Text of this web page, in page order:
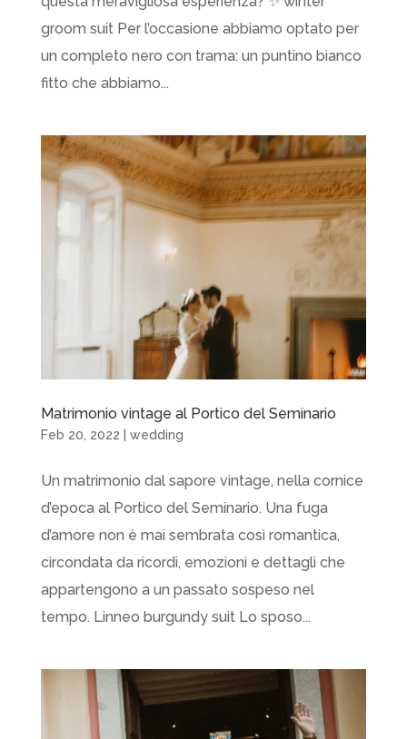
groom suit Per l’occasione abbiamo optato per
un completo nero con trama: un puntino bianco
fitto che abbiamo...
Matrimonio vintage al Portico del Seminario
Feb 20, 2022 wedding
Un matrimonio dal sapore vintage, nella cornice
d’epoca al Portico del Seminario. Una fuga
d’amore non è mai sembrata così romantica,
circondata da ricordi, emozioni e dettagli che
appartengono a un passato sospeso nel
tempo. Linneo burgundy suit Lo sposo...